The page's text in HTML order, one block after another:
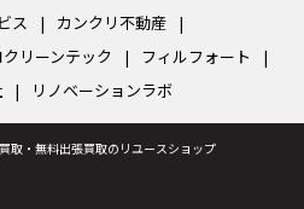
ス
カンクリ不動産
リーンテック
フィルフォート
リノベーションラボ
取・無料出張買取のリユースショップ